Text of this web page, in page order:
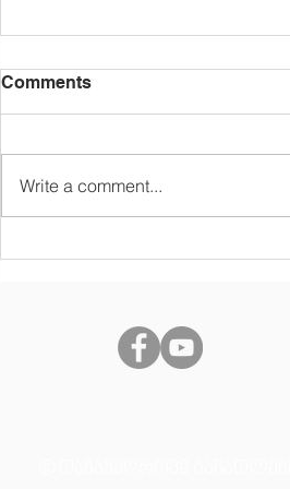
Comments
Write a comment...